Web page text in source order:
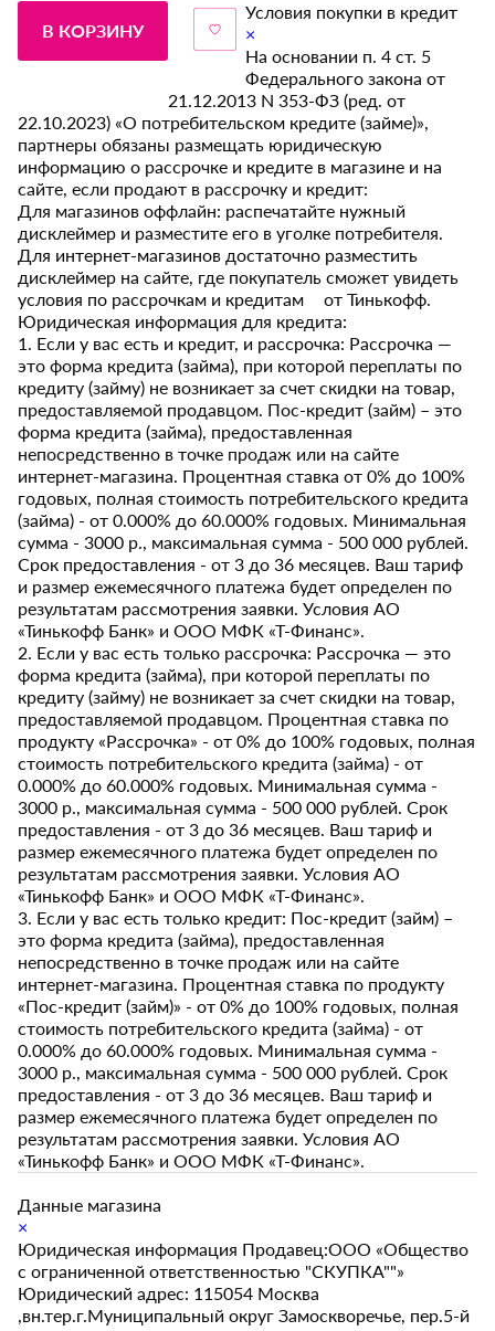
В КОРЗИНУ
Условия покупки в кредит
×
На основании п. 4 ст. 5
Федерального закона от
21.12.2013 N 353-ФЗ (ред. от
22.10.2023) «О потребительском кредите (займе)»,
партнеры обязаны размещать юридическую
информацию о рассрочке и кредите в магазине и на
сайте, если продают в рассрочку и кредит:
Для магазинов оффлайн: распечатайте нужный
дисклеймер и разместите его в уголке потребителя.
Для интернет-магазинов достаточно разместить
дисклеймер на сайте, где покупатель сможет увидеть
условия по рассрочкам и кредитам от Тинькофф.
Юридическая информация для кредита:
1. Если у вас есть и кредит, и рассрочка: Рассрочка —
это форма кредита (займа), при которой переплаты по
кредиту (займу) не возникает за счет скидки на товар,
предоставляемой продавцом. Пос-кредит (займ) – это
форма кредита (займа), предоставленная
непосредственно в точке продаж или на сайте
интернет-магазина. Процентная ставка от 0% до 100%
годовых, полная стоимость потребительского кредита
(займа) - от 0.000% до 60.000% годовых. Минимальная
сумма - 3000 р., максимальная сумма - 500 000 рублей.
Срок предоставления - от 3 до 36 месяцев. Ваш тариф
и размер ежемесячного платежа будет определен по
результатам рассмотрения заявки. Условия АО
«Тинькофф Банк» и ООО МФК «Т-Финанс».
2. Если у вас есть только рассрочка: Рассрочка — это
форма кредита (займа), при которой переплаты по
кредиту (займу) не возникает за счет скидки на товар,
предоставляемой продавцом. Процентная ставка по
продукту «Рассрочка» - от 0% до 100% годовых, полная
стоимость потребительского кредита (займа) - от
0.000% до 60.000% годовых. Минимальная сумма -
3000 р., максимальная сумма - 500 000 рублей. Срок
предоставления - от 3 до 36 месяцев. Ваш тариф и
размер ежемесячного платежа будет определен по
результатам рассмотрения заявки. Условия АО
«Тинькофф Банк» и ООО МФК «Т-Финанс».
3. Если у вас есть только кредит: Пос-кредит (займ) –
это форма кредита (займа), предоставленная
непосредственно в точке продаж или на сайте
интернет-магазина. Процентная ставка по продукту
«Пос-кредит (займ)» - от 0% до 100% годовых, полная
стоимость потребительского кредита (займа) - от
0.000% до 60.000% годовых. Минимальная сумма -
3000 р., максимальная сумма - 500 000 рублей. Срок
предоставления - от 3 до 36 месяцев. Ваш тариф и
размер ежемесячного платежа будет определен по
результатам рассмотрения заявки. Условия АО
«Тинькофф Банк» и ООО МФК «Т-Финанс».
Данные магазина
×
Юридическая информация Продавец:ООО «Общество
с ограниченной ответственностью "СКУПКА""»
Юридический адрес: 115054 Москва
,вн.тер.г.Муниципальный округ Замоскворечье, пер.5-й